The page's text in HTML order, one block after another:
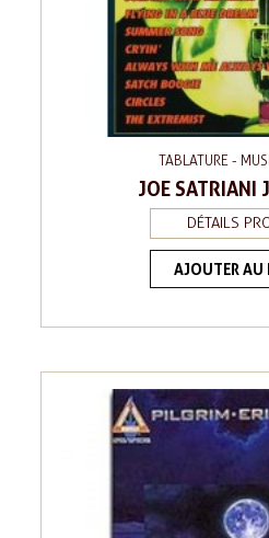
TABLATURE -
JOE SATRIANI
DÉTAILS
AJOUTER AU